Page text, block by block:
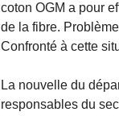
coton OGM a pour
de la fibre.
Confronté à cette
La nouvelle du
responsables du